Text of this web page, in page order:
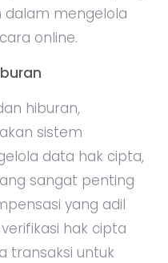
dalam mengelola
online.
hiburan,
sistem
data hak cipta,
sangat penting
yang adil
hak cipta
transaksi untuk